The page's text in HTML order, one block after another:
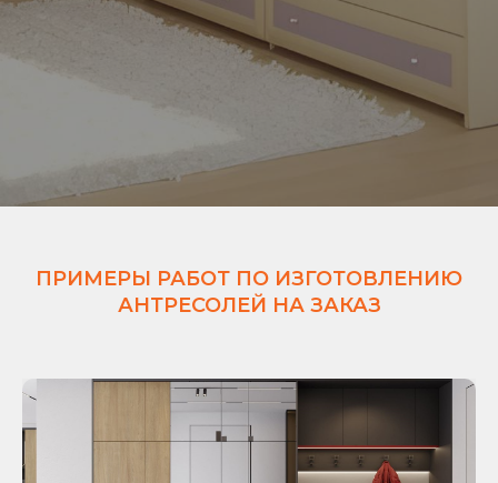
ПРИМЕРЫ РАБОТ ПО ИЗГОТОВЛЕНИЮ
АНТРЕСОЛЕЙ НА ЗАКАЗ